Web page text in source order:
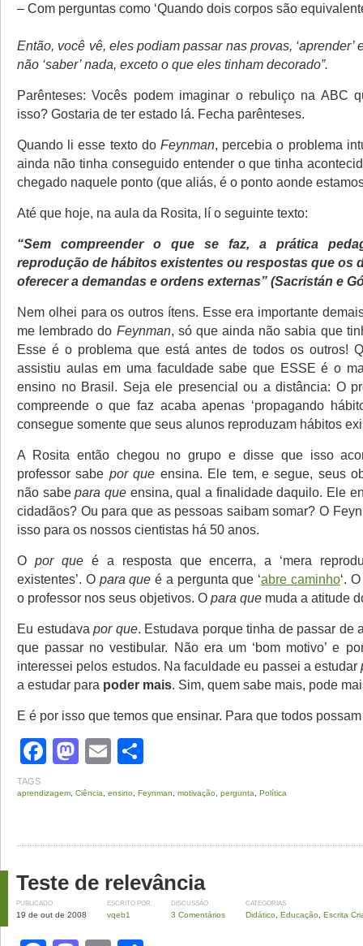
– Com perguntas como ‘Quando dois corpos são
Então, você vê, eles podiam passar nas provas, ‘aprender’
não ‘saber’ nada, exceto o que eles tinham decorado”.
Parênteses: Vocês podem imaginar o rebuliço na ABC
isso? Gostaria de ter estado lá. Fecha parênteses.
Quando li esse texto do Feynman, percebia o problema
ainda não tinha conseguido entender o que tinha
chegado naquele ponto (que aliás, é o ponto aonde
Até que hoje, na aula da Rosita, lí o seguinte texto:
“Sem compreender o que se faz, a prática
reprodução de hábitos existentes ou respostas que os
oferecer a demandas e ordens externas” (Sacristán e
Nem olhei para os outros ítens. Esse era importante
me lembrado do Feynman, só que ainda não sabia que
Esse é o problema que está antes de todos os outros!
assistiu aulas em uma faculdade sabe que ESSE é o
ensino no Brasil. Seja ele presencial ou a distância: O
compreende o que faz acaba apenas ‘propagando
consegue somente que seus alunos reproduzam hábitos
A Rosita então chegou no grupo e disse que isso
professor sabe por que ensina. Ele tem, e segue, seus
não sabepara que ensina, qual a finalidade daquilo. Ele
cidadãos? Ou para que as pessoas saibam somar? O
isso para os nossos cientistas há 50 anos.
O por queé a resposta que encerra, a ‘mera
existentes’. O para que é a pergunta que ‘abre caminho‘.
o professor nos seus objetivos. O para que muda a atitude
Eu estudava por que. Estudava porque tinha de passar de
que passar no vestibular. Não era um ‘bom motivo’ e
interessei pelos estudos. Na faculdade eu passei a estudar
a estudar para poder mais. Sim, quem sabe mais, pode
E é por isso que temos que ensinar. Para que todos
Facebook
Mastodon
Email
TAGS
aprendizagem Ciência ensino Feynman motivação pergunta Política
Teste de relevância
PUBLICADO
19 de out de 2008
ESCRITO POR
vqeb1
DISCUSSÃO
3 Comentários
CATEGORIAS
Didático Educação Escrita